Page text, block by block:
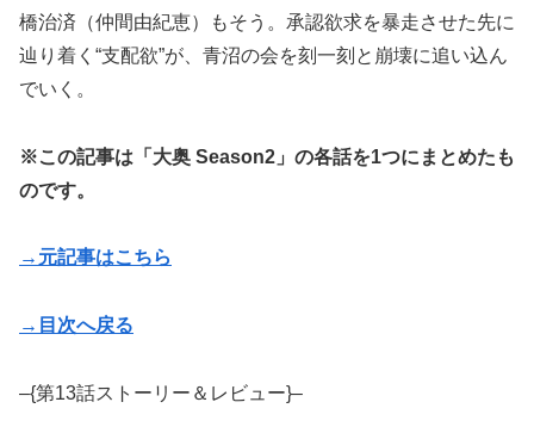
橋治済（仲間由紀恵）もそう。承認欲求を暴走させた先に
辿り着く“支配欲”が、青沼の会を刻一刻と崩壊に追い込ん
でいく。
※この記事は「大奥 Season2」の各話を1つにまとめたも
のです。
→元記事はこちら
→目次へ戻る
–{第13話ストーリー＆レビュー}–